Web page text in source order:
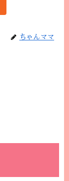
ちゃんママ